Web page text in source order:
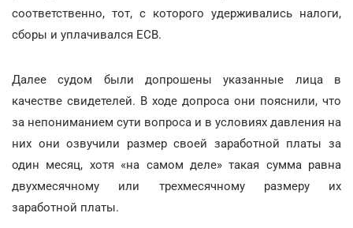
соответственно, тот, с которого удерживались налоги,
сборы и уплачивался ЕСВ.
Далее судом были допрошены указанные лица в
качестве свидетелей. В ходе допроса они пояснили, что
за непониманием сути вопроса и в условиях давления на
них они озвучили размер своей заработной платы за
один месяц, хотя «на самом деле» такая сумма равна
двухмесячному или трехмесячному размеру их
заработной платы.